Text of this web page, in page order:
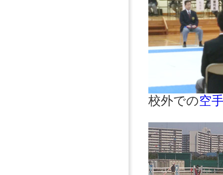
校外での空